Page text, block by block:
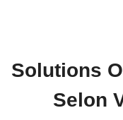
Solutions
Selon